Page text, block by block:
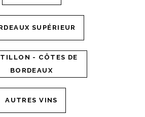
AUTRES VINS
SUPÉRIEUR
- CÔTES DE
BORDEAUX